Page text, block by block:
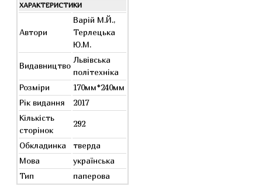
ХАРАКТЕРИСТИКИ
Автори
Варій М.Й.,
Терлецька
Ю.М.
Видавництво
Львівська
політехніка
Розміри
170мм*240мм
Рік видання
2017
Кількість
сторінок
292
Обкладинка
тверда
Мова
українська
Тип
паперова